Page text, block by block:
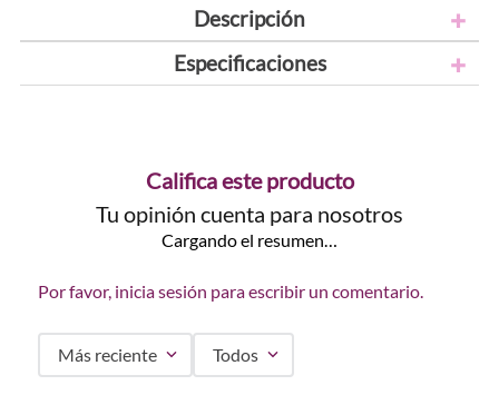
Descripción
Especificaciones
Califica este producto
Tu opinión cuenta para nosotros
Cargando el resumen…
Por favor, inicia sesión para escribir un comentario.
Más reciente Todos